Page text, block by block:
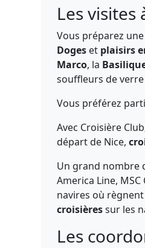
Les visites
Vous préparez
Doges et plaisirs
Marco, la
souffleurs de
Vous préférez
Avec Croisière
départ de Nice,
Un grand nombre
America Line,
navires où
croisièressur les
Les